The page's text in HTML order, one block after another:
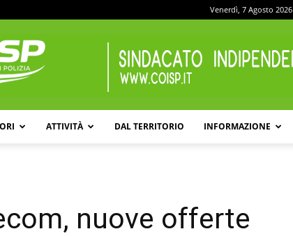
Venerdì, 7 Agosto 2026
ATTIVITÀ DAL TERRITORIO INFORMAZIONE
nuove offerte